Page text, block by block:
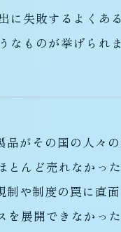
に失敗するよくあ
なものが挙げられま
品がその国の人々
とんど売れなかった
制や制度の罠に直
を展開できなかった